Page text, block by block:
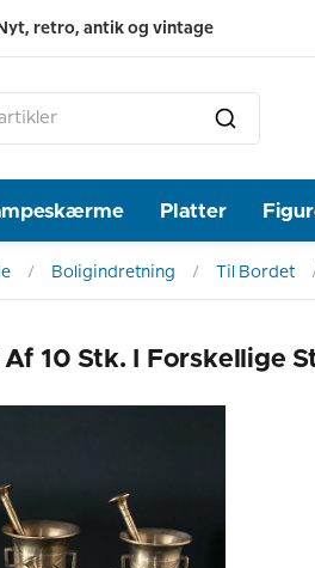
Nyt, retro, antik og vintage
Platter
Boligindretning Til Bordet
10 Stk. I Forskellige